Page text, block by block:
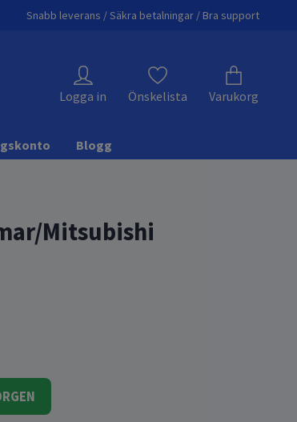
Snabb leverans / Säkra betalningar / Bra support
Logga in Önskelista Varukorg
Blogg
Mitsubishi